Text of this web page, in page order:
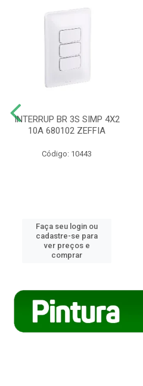
INTERRUP BR 3S SIMP 4X2
10A 680102 ZEFFIA
Código: 10443
Faça seu login ou
cadastre-se para
ver preços e
comprar